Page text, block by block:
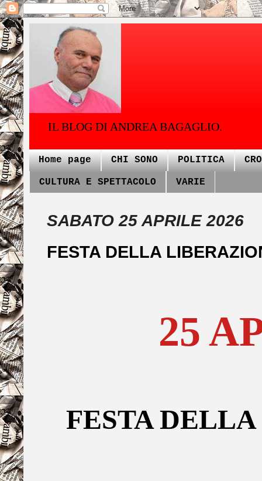
IL BLOG DI ANDREA BAGAGLIO.
Home page CHI SONO POLITICA
CULTURA E SPETTACOLO VARIE
SABATO 25 APRILE 2026
FESTA DELLA
25
FESTA